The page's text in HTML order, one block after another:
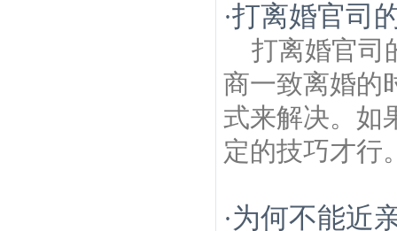
·打离婚官司
打离婚官司
商一致离婚的
式来解决。如
定的技巧才行
·为何不能近